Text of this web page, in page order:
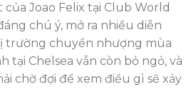
của Joao Felix tại Club World
chú ý, mở ra nhiều diễn
trường chuyển nhượng mùa
tại Chelsea vẫn còn bỏ ngỏ, và
chờ đợi để xem điều gì sẽ xảy